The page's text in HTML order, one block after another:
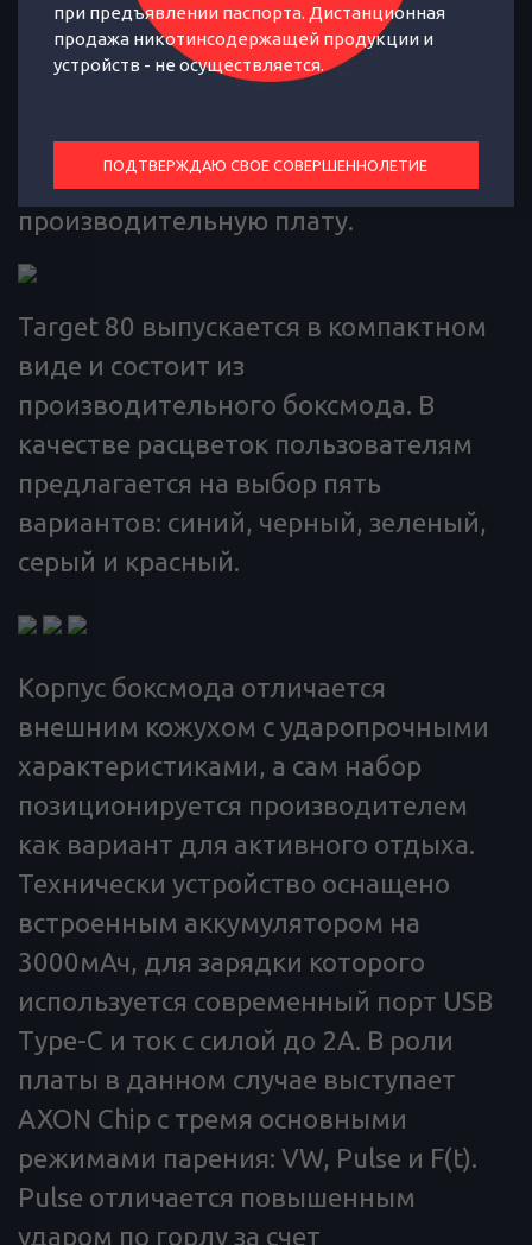
итайская компанияVaporesso
представила своеочередное
Новинка, состоящая из боксмода,
получила ударопрочный корпус и
производительную плату.
Target 80 выпускается в компактном
виде и состоит из
производительного боксмода. В
качестве расцветок пользователям
предлагается на выбор пять
вариантов: синий, черный, зеленый,
серый и красный.
Корпус боксмода отличается
внешним кожухом с ударопрочными
характеристиками, а сам набор
позиционируется производителем
как вариант для активного отдыха.
Технически устройство оснащено
встроенным аккумулятором на
3000мАч, для зарядки которого
используется современный порт USB
Type-C и ток с силой до 2А. В роли
платы в данном случае выступает
AXON Chip с тремя основными
режимами парения: VW, Pulse и F(t).
Pulse отличается повышенным
ударом по горлу за счет
при предъявлении паспорта. Дистанционная
продажа никотинсодержащей продукции и
устройств - не осуществляется.
ПОДТВЕРЖДАЮ СВОЕ СОВЕРШЕННОЛЕТИЕ